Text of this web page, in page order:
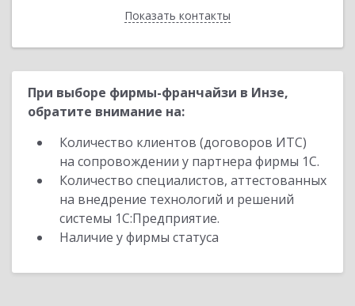
Показать контакты
Назад
При выборе фирмы-франчайзи в Инзе,
обратите внимание на:
Количество клиентов (договоров ИТС)
на сопровождении у партнера фирмы 1С.
Количество специалистов, аттестованных
на внедрение технологий и решений
системы 1С:Предприятие.
Наличие у фирмы статуса